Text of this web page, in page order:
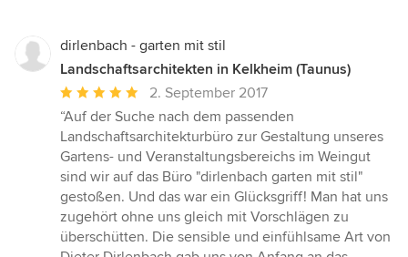
dirlenbach - garten mit stil
Landschaftsarchitekten in Kelkheim (Taunus)
Durchschnittliche
Bewertung:
5
von
5
Sternen
2. September 2017
“Auf der Suche nach dem passenden
Landschaftsarchitekturbüro zur Gestaltung unseres
Gartens- und Veranstaltungsbereichs im Weingut
sind wir auf das Büro "dirlenbach garten mit stil"
gestoßen. Und das war ein Glücksgriff! Man hat uns
zugehört ohne uns gleich mit Vorschlägen zu
überschütten. Die sensible und einfühlsame Art von